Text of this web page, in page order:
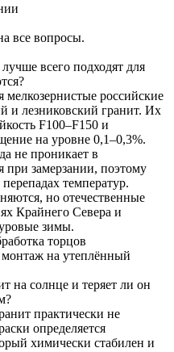
все вопросы.
всего подходят для
мелкозернистые российские
и лезниковский гранит. Их
F100–F150 и
на уровне 0,1–0,3%.
не проникает в
замерзании, поэтому
температур.
но отечественные
Крайнего Севера и
зимы.
торцов
на утеплённый
на солнце и теряет ли он
практически не
определяется
химически стабилен и